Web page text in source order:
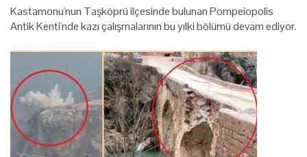
Kastamonu'nun Taşköprü ilçesinde bulunan Pompeiopolis
Antik Kenti'nde kazı çalışmalarının bu yılki bölümü devam ediyor.